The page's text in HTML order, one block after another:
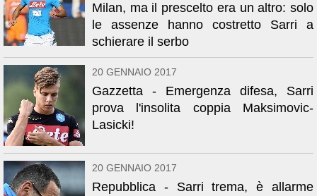
Milan, ma il prescelto era un altro: solo
le assenze hanno costretto Sarri a
schierare il serbo
20 GENNAIO 2017
Gazzetta - Emergenza difesa, Sarri
prova l'insolita coppia Maksimovic-
Lasicki!
20 GENNAIO 2017
Repubblica - Sarri trema, è allarme